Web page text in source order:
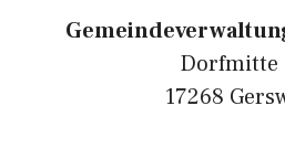
Dorfmitte
17268